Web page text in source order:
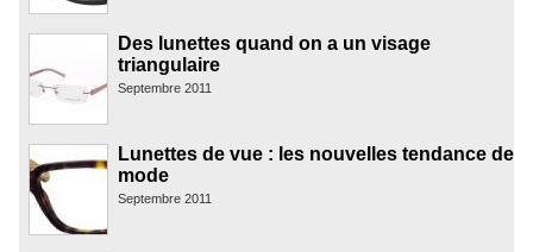
Des lunettes quand on a un visage
triangulaire
Septembre 2011
Lunettes de vue : les nouvelles tendance de
mode
Septembre 2011